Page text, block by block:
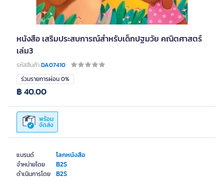
หนังสือ เสริมประสบการณ์สำหรับเด็กปฐมวัย คณิตศาสตร์
เล่ม3
รหัสสินค้าDA07410
แบรนด์ โลกหนังสือ
จำหน่ายโดย B2S
ดำเนินการโดย B2S
ร่วมรายการผ่อน 0%
พร้อม
จัดส่ง
฿ 40.00